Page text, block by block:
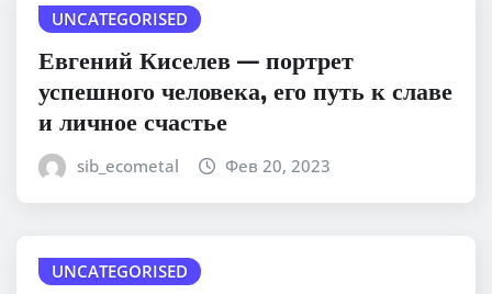
UNCATEGORISED
Евгений Киселев — портрет
успешного человека, его путь к славе
и личное счастье
sib_ecometal Фев 20, 2023
UNCATEGORISED